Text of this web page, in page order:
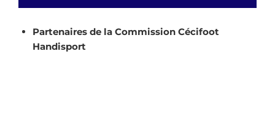
Partenaires de la Commission Cécifoot
Handisport